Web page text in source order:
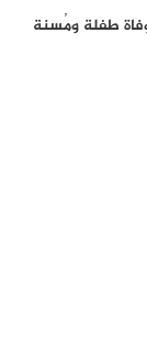
طفلة ومُسنة